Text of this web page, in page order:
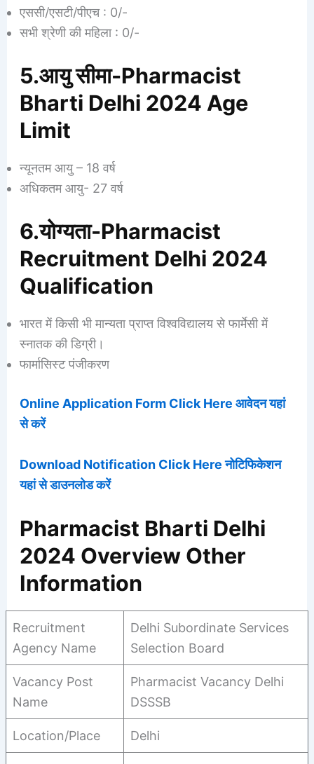
एससी/एसटी/पीएच : 0/-
सभी श्रेणी की महिला : 0/-
5.आयु सीमा-Pharmacist
Bharti Delhi 2024 Age
Limit
न्यूनतम आयु – 18 वर्ष
अधिकतम आयु- 27 वर्ष
6.योग्यता-Pharmacist
Recruitment Delhi 2024
Qualification
भारत में किसी भी मान्यता प्राप्त विश्वविद्यालय से फार्मेसी में
स्नातक की डिग्री।
फार्मासिस्ट पंजीकरण
Online Application Form Click Here आवेदन यहां
से करें
Download Notification Click Here नोटिफिकेशन
यहां से डाउनलोड करें
Pharmacist Bharti Delhi
2024 Overview Other
Information
Recruitment
Agency Name
Delhi Subordinate Services
Selection Board
Vacancy Post
Name
Pharmacist Vacancy Delhi
DSSSB
Location/Place Delhi